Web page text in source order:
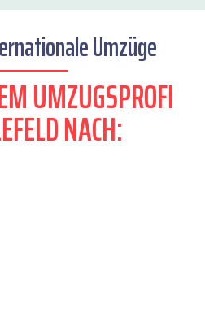
Umzüge
UMZUGSPROFI
NACH: